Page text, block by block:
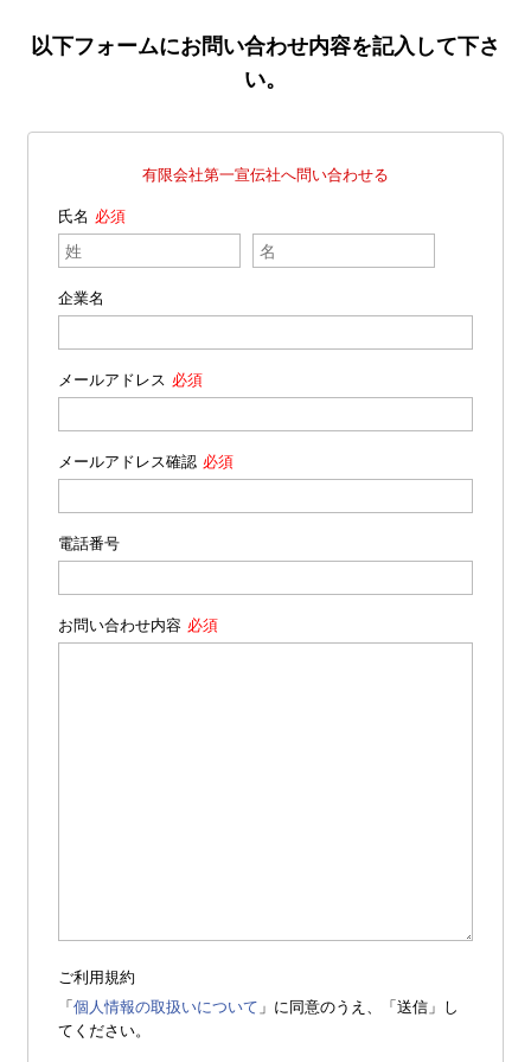
以下フォームにお問い合わせ内容を記入して下さ
い。
有限会社第一宣伝社へ問い合わせる
氏名
企業名
メールアドレス
メールアドレス確認
電話番号
お問い合わせ内容
ご利用規約
「個人情報の取扱いについて 」に同意のうえ、「送信」し
てください。